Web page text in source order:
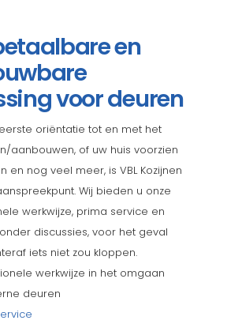
en
voor deuren
oriëntatie tot en met het
aanbouwen, of uw huis voorzien
en nog veel meer, is VBL Kozijnen
Wij bieden u onze
werkwijze, prima service en
discussies, voor het geval
iets niet zou kloppen.
werkwijze in het omgaan
deuren